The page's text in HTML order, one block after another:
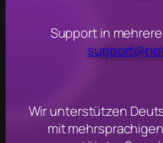
Support in
Wir unterstützen
mit